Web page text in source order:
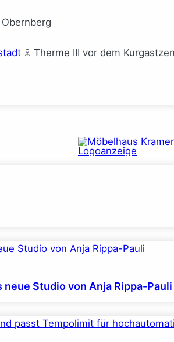
Therme III vor dem
Studio von Anja Rippa-Pauli